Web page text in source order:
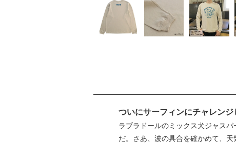
ついにサーフィンにチャレン
ラブラドールのミックス犬ジャス
だ。さあ、波の具合を確かめて、